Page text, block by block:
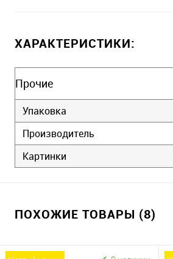
ХАРАКТЕРИСТИКИ:
Прочие
Упаковка
Производитель
Картинки
ПОХОЖИЕ ТОВАРЫ (8)